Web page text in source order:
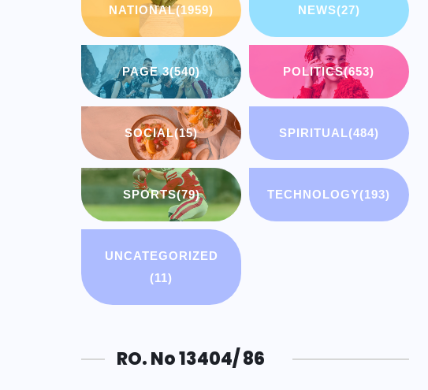
NATIONAL(1959) NEWS(27)
PAGE 3(540) POLITICS(653)
SOCIAL(15) SPIRITUAL(484)
SPORTS(79) TECHNOLOGY(193)
UNCATEGORIZED
(11)
RO. No 13404/ 86